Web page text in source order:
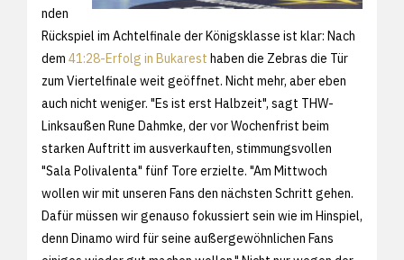
nden
Rückspiel im Achtelfinale der Königsklasse ist klar: Nach
dem 41:28-Erfolg in Bukarest haben die Zebras die Tür
zum Viertelfinale weit geöffnet. Nicht mehr, aber eben
auch nicht weniger. "Es ist erst Halbzeit", sagt THW-
Linksaußen Rune Dahmke, der vor Wochenfrist beim
starken Auftritt im ausverkauften, stimmungsvollen
"Sala Polivalenta" fünf Tore erzielte. "Am Mittwoch
wollen wir mit unseren Fans den nächsten Schritt gehen.
Dafür müssen wir genauso fokussiert sein wie im Hinspiel,
denn Dinamo wird für seine außergewöhnlichen Fans